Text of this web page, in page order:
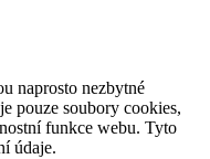
naprosto nezbytné
pouze soubory cookies,
funkce webu. Tyto
údaje.